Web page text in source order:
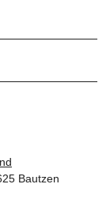
Bautzen